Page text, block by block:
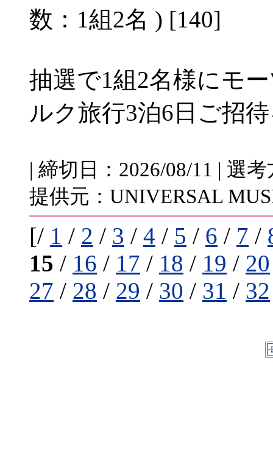
数：1組2名 ) [140]
抽選で1組2名様にモ
ルク旅行3泊6日ご招
| 締切日：2026/08/11 | 選
提供元：UNIVERSAL
[/ 1 / 2 / 3 / 4 / 5 / 6 / 7 /
15 / 16 / 17 / 18 / 19 / 20
27 / 28 / 29 / 30 / 31 / 32
-